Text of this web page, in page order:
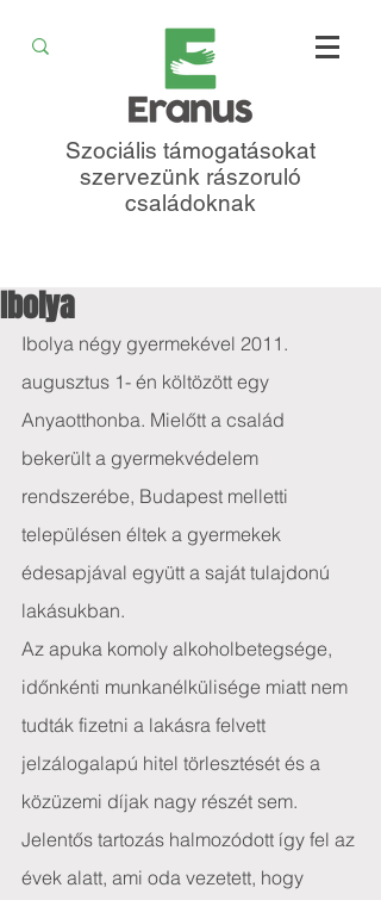
Szociális támogatásokat
szervezünk rászoruló
családoknak
Ibolya
Ibolya négy gyermekével 2011.
augusztus 1- én költözött egy
Anyaotthonba. Mielőtt a család
bekerült a gyermekvédelem
rendszerébe, Budapest melletti
településen éltek a gyermekek
édesapjával együtt a saját tulajdonú
lakásukban.
Az apuka komoly alkoholbetegsége,
időnkénti munkanélkülisége miatt nem
tudták fizetni a lakásra felvett
jelzálogalapú hitel törlesztését és a
közüzemi díjak nagy részét sem.
Jelentős tartozás halmozódott így fel az
évek alatt, ami oda vezetett, hogy